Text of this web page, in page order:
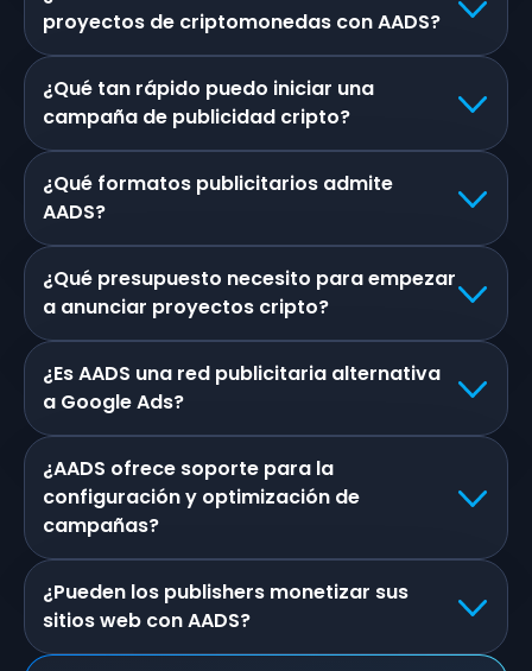
proyectos de criptomonedas con AADS?
¿Qué tan rápido puedo iniciar una
campaña de publicidad cripto?
¿Qué formatos publicitarios admite
AADS?
¿Qué presupuesto necesito para empezar
a anunciar proyectos cripto?
¿Es AADS una red publicitaria alternativa
a Google Ads?
¿AADS ofrece soporte para la
configuración y optimización de
campañas?
¿Pueden los publishers monetizar sus
sitios web con AADS?